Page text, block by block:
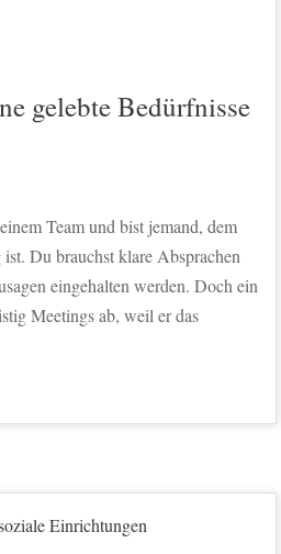
gelebte Bedürfnisse
Team und bist jemand, dem
Du brauchst klare Absprachen
eingehalten werden. Doch ein
Meetings ab, weil er das